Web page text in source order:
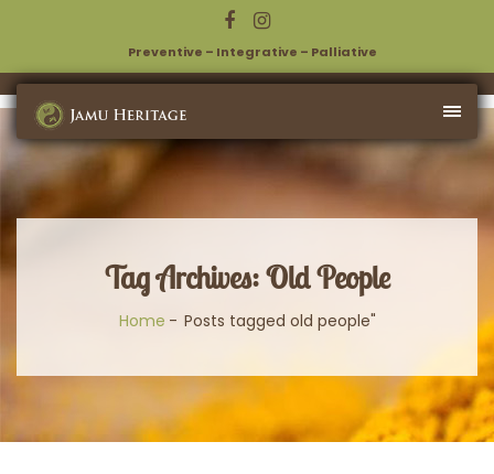
Preventive – Integrative – Palliative
Tag Archives: Old People
Home Posts tagged old people"